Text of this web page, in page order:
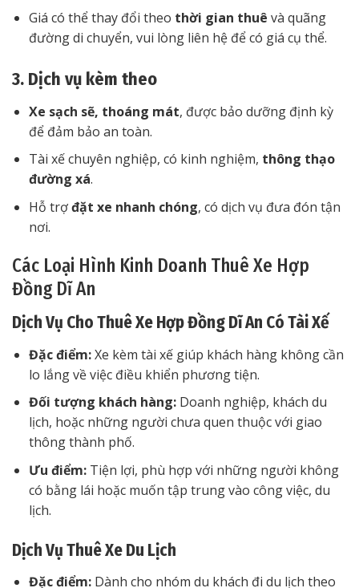
Giá có thể thay đổi theo thời gian thuê và quãng
đường di chuyển, vui lòng liên hệ để có giá cụ thể.
3. Dịch vụ kèm theo
Xe sạch sẽ, thoáng mát, được bảo dưỡng định kỳ
để đảm bảo an toàn.
Tài xế chuyên nghiệp, có kinh nghiệm, thông thạo
đường xá.
Hỗ trợđặt xe nhanh chóng, có dịch vụ đưa đón tận
nơi.
Các Loại Hình Kinh Doanh Thuê Xe Hợp
Đồng Dĩ An
Dịch Vụ Cho Thuê Xe Hợp Đồng Dĩ An Có Tài Xế
Đặc điểm:Xe kèm tài xế giúp khách hàng không cần
lo lắng về việc điều khiển phương tiện.
Đối tượng khách hàng:Doanh nghiệp, khách du
lịch, hoặc những người chưa quen thuộc với giao
thông thành phố.
Ưu điểm:Tiện lợi, phù hợp với những người không
có bằng lái hoặc muốn tập trung vào công việc, du
lịch.
Dịch Vụ Thuê Xe Du Lịch
Đặc điểm:Dành cho nhóm du khách đi du lịch theo